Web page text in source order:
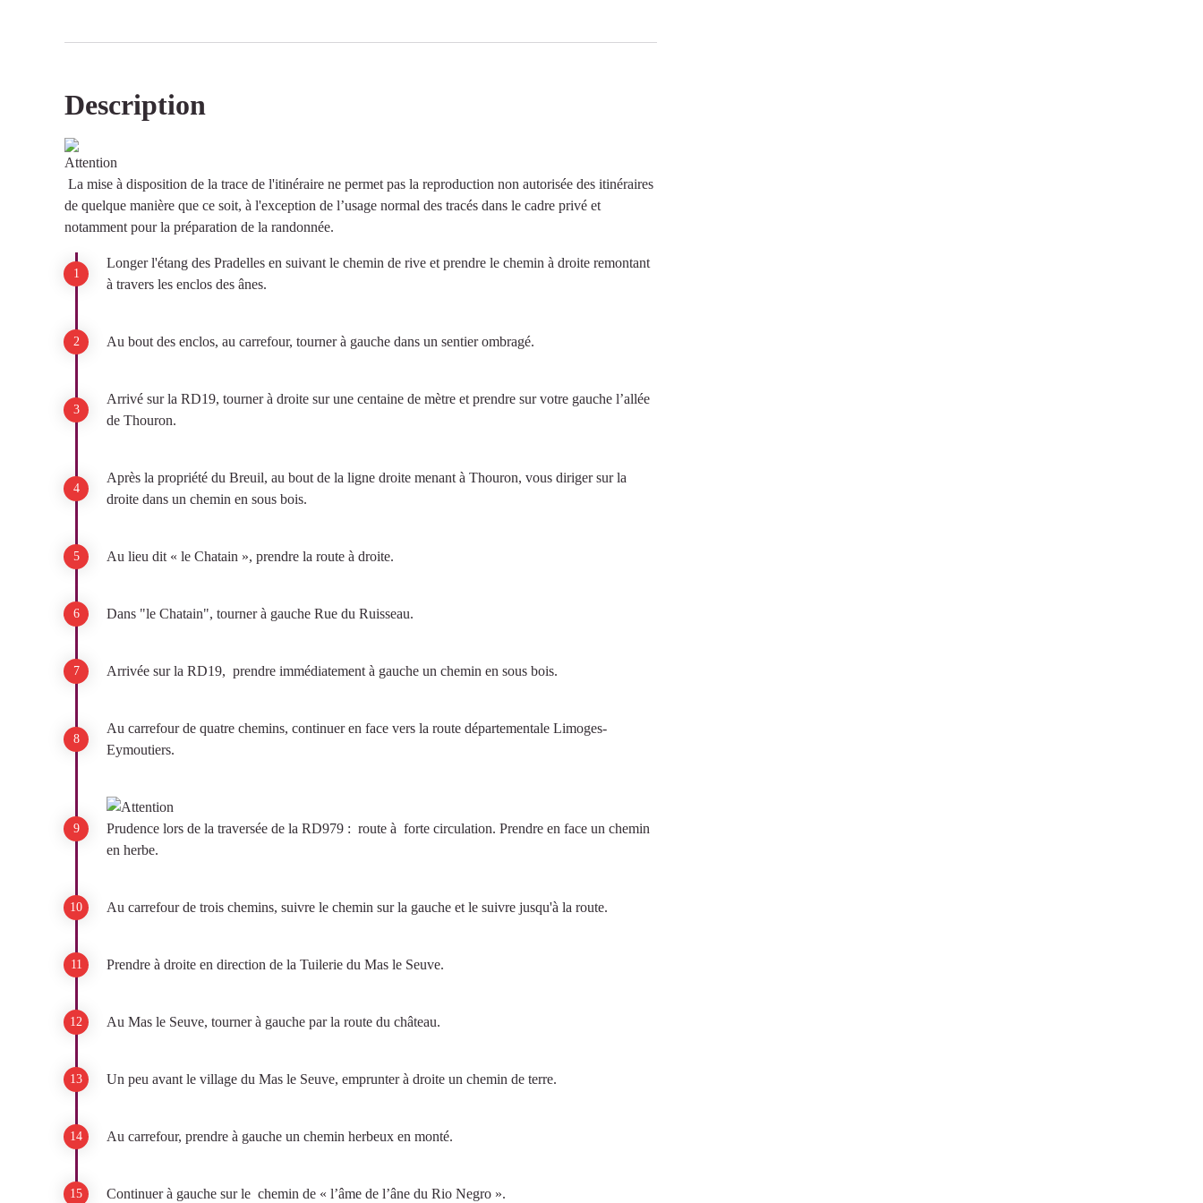
Description
La mise à disposition de la trace de l'itinéraire ne permet pas la reproduction non autorisée des itinéraires
de quelque manière que ce soit, à l'exception de l’usage normal des tracés dans le cadre privé et
notamment pour la préparation de la randonnée.
Longer l'étang des Pradelles en suivant le chemin de rive et prendre le chemin à droite remontant
à travers les enclos des ânes.
Au bout des enclos, au carrefour, tourner à gauche dans un sentier ombragé.
Arrivé sur la RD19, tourner à droite sur une centaine de mètre et prendre sur votre gauche l’allée
de Thouron.
Après la propriété du Breuil, au bout de la ligne droite menant à Thouron, vous diriger sur la
droite dans un chemin en sous bois.
Au lieu dit « le Chatain », prendre la route à droite.
Dans "le Chatain", tourner à gauche Rue du Ruisseau.
Arrivée sur la RD19, prendre immédiatement à gauche un chemin en sous bois.
Au carrefour de quatre chemins, continuer en face vers la route départementale Limoges-
Eymoutiers.
Prudence lors de la traversée de la RD979 : route à forte circulation. Prendre en face un chemin
en herbe.
Au carrefour de trois chemins, suivre le chemin sur la gauche et le suivre jusqu'à la route.
Prendre à droite en direction de la Tuilerie du Mas le Seuve.
Au Mas le Seuve, tourner à gauche par la route du château.
Un peu avant le village du Mas le Seuve, emprunter à droite un chemin de terre.
Au carrefour, prendre à gauche un chemin herbeux en monté.
Continuer à gauche sur le chemin de « l’âme de l’âne du Rio Negro ».